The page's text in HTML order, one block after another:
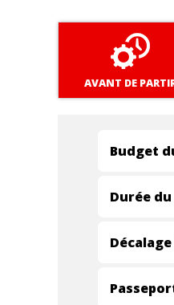
AVANT DE
Budget
Durée